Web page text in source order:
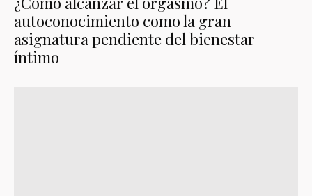
autoconocimiento como la gran
asignatura pendiente del bienestar
íntimo